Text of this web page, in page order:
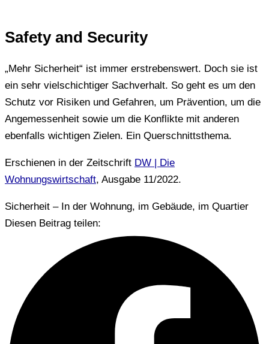
Safety and Security
„Mehr Sicherheit“ ist immer erstrebenswert. Doch sie ist
ein sehr vielschichtiger Sachverhalt. So geht es um den
Schutz vor Risiken und Gefahren, um Prävention, um die
Angemessenheit sowie um die Konflikte mit anderen
ebenfalls wichtigen Zielen. Ein Querschnittsthema.
Erschienen in der Zeitschrift DW | Die
Wohnungswirtschaft, Ausgabe 11/2022.
Sicherheit – In der Wohnung, im Gebäude, im Quartier
Diesen Beitrag teilen: